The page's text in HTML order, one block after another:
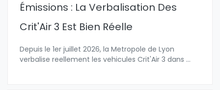
Émissions : La Verbalisation Des
Crit'Air 3 Est Bien Réelle
Depuis le 1er juillet 2026, la Metropole de Lyon
verbalise reellement les vehicules Crit'Air 3 dans ...